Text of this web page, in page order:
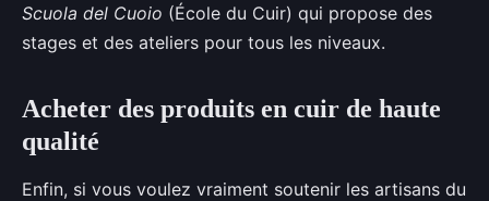
Scuola del Cuoio (École du Cuir) qui propose des
stages et des ateliers pour tous les niveaux.
Acheter des produits en cuir de haute
qualité
Enfin, si vous voulez vraiment soutenir les artisans du